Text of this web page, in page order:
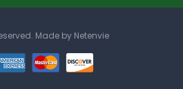
Made by Netenvie